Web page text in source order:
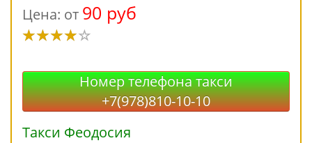
Цена: от 90 руб
Номер телефона такси
+7(978)810-10-10
Такси Феодосия